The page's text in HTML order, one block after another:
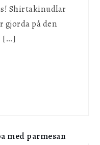
Shirtakinudlar
gjorda på den
[…]